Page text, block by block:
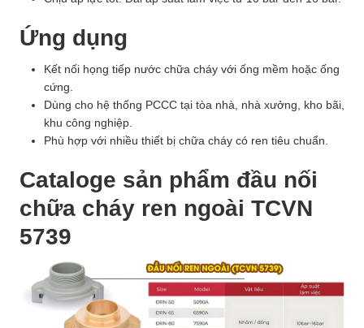
Ứng dụng
Kết nối họng tiếp nước chữa cháy với ống mềm hoặc ống
cứng.
Dùng cho hệ thống PCCC tại tòa nhà, nhà xưởng, kho bãi,
khu công nghiệp.
Phù hợp với nhiều thiết bị chữa cháy có ren tiêu chuẩn.
Cataloge sản phẩm đầu nối
chữa cháy ren ngoài TCVN
5739